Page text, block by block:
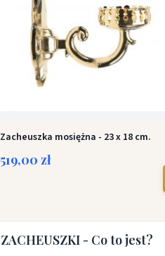
Zacheuszka mosiężna - 23 x 18 cm.
519,00 zł
ZACHEUSZKI - Co to jest?